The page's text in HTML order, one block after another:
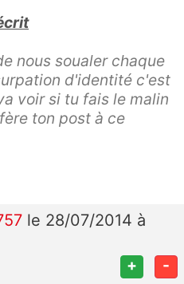
nous soualer chaque
d'identité c'est
voir si tu fais le malin
ton post à ce
le 28/07/2014 à
+ -